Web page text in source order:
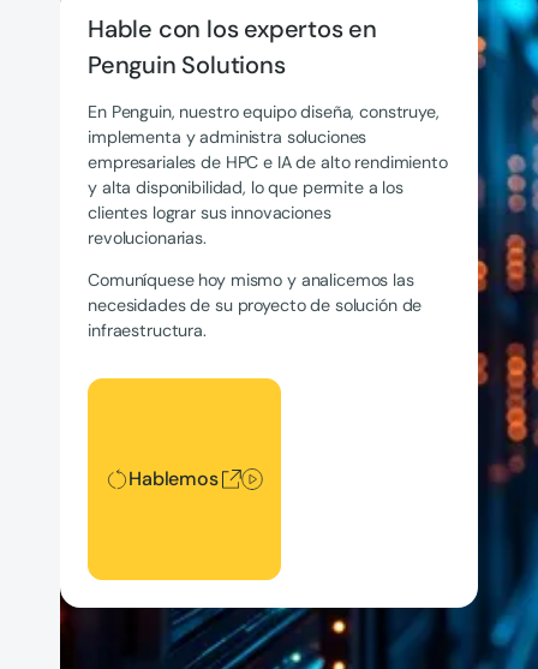
Hable con los expertos en
Penguin Solutions
En Penguin, nuestro equipo diseña, construye,
implementa y administra soluciones
empresariales de HPC e IA de alto rendimiento
y alta disponibilidad, lo que permite a los
clientes lograr sus innovaciones
revolucionarias.
Comuníquese hoy mismo y analicemos las
necesidades de su proyecto de solución de
infraestructura.
Hablemos
Hablemos